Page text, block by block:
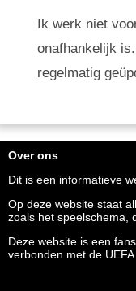
Ik werk niet
onafhankelijk
regelmatig
Over ons
Dit is een informatieve
Op deze website staat
zoals het speelschema,
Deze website is een
verbonden met de UEFA